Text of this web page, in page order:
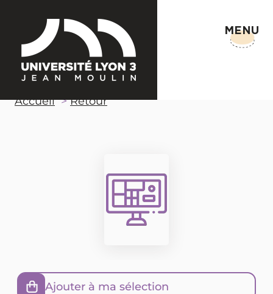
MENU
Accueil Retour
Ajouter à ma sélection